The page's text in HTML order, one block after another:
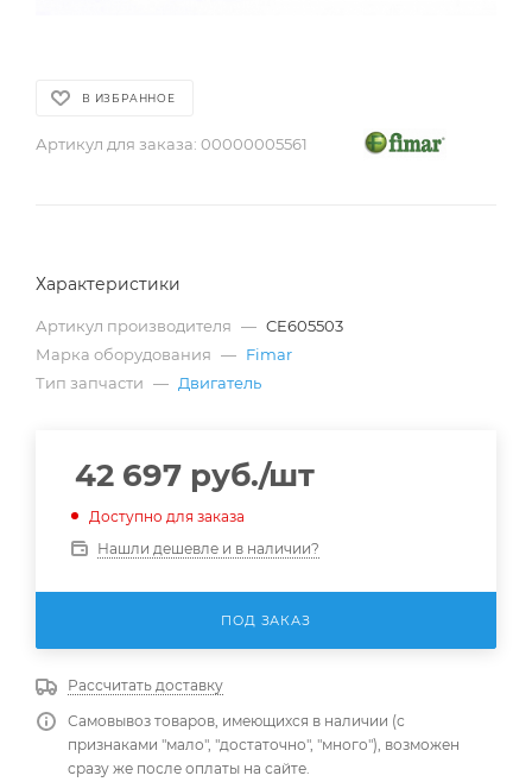
В ИЗБРАННОЕ
Артикул для заказа: 00000005561
Характеристики
Артикул производителя — CE605503
Марка оборудования — Fimar
Тип запчасти — Двигатель
42 697 руб./шт
Доступно для заказа
Нашли дешевле и в наличии?
ПОД ЗАКАЗ
Рассчитать доставку
Самовывоз товаров, имеющихся в наличии (с
признаками "мало", "достаточно", "много"), возможен
сразу же после оплаты на сайте.